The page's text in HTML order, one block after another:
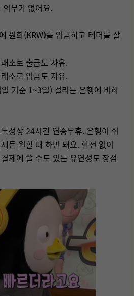
무가 없어요.
원화(KRW)를 입금하고 테더를 살
소로 출금도 자유.
소로 입금도 자유.
기준 1~3일) 걸리는 은행에 비하
성상 24시간 연중무휴. 은행이 쉬
든 원할 때 하면 돼요. 환전 없이
제에 쓸 수도 있는 유연성도 장점